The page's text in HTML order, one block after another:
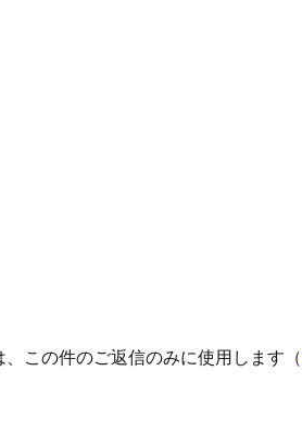
この件のご返信のみに使用します（